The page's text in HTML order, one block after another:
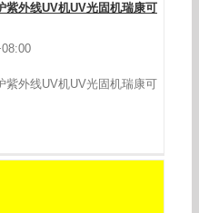
紫外线UV机UV光固机瑞康可
紫外线UV机UV光固机瑞康可